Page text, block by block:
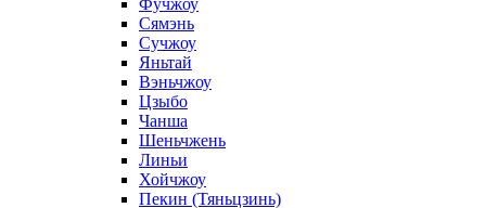
Фучжоу
Сямэнь
Сучжоу
Яньтай
Вэньчжоу
Цзыбо
Чанша
Шеньчжень
Линьи
Хойчжоу
Пекин (Тяньцзинь)